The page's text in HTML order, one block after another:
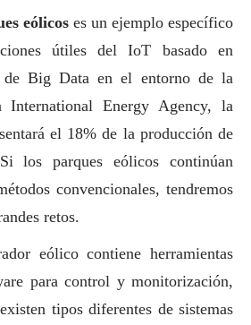
eólicos es un ejemplo específico
útiles del IoT basado en
Big Data en el entorno de la
Energy Agency, la
el 18% de la producción de
los parques eólicos continúan
convencionales, tendremos
retos.
eólico contiene herramientas
para control y monitorización,
tipos diferentes de sistemas